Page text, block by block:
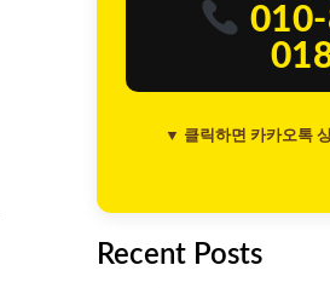
▼ 클릭하면 카카오톡
Recent Posts